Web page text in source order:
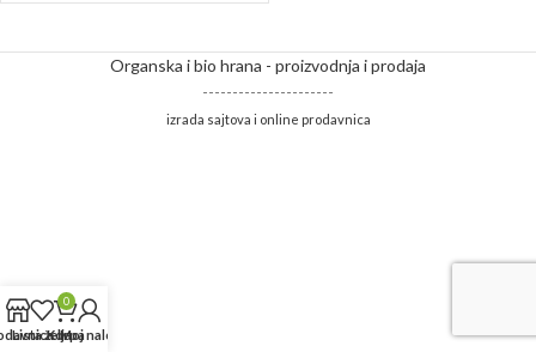
Organska i bio hrana - proizvodnja i prodaja
----------------------
izrada sajtova i online prodavnica
Lista želja
0
Korpa
Moj nalog